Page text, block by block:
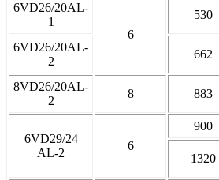
6VD26/20AL-
1
6
530
6VD26/20AL-
2
662
8VD26/20AL-
2
8 883
6VD29/24
AL-2
6
900
1320